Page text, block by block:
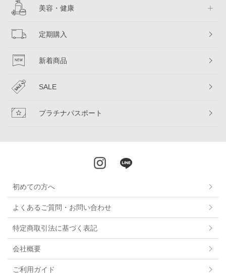
美容・健康
定期購入
新着商品
SALE
プラチナパスポート
初めての方へ
よくあるご質問・お問い合わせ
特定商取引法に基づく表記
会社概要
ご利用ガイド